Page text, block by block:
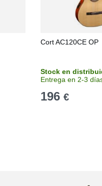
Cort AC120CE OP
Stock en
Entrega en 2-3
196 €